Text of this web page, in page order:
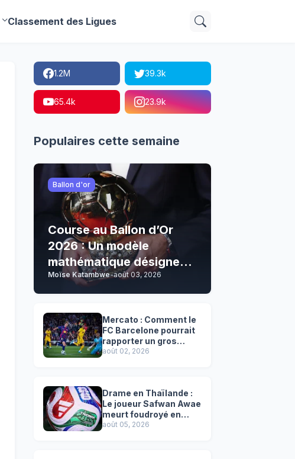
Classement des Ligues
1.2M 39.3k
65.4k 23.9k
Populaires cette semaine
Ballon d'or
Course au Ballon d’Or
2026 : Un modèle
mathématique désigne
son grand favori !
Moïse Katambwe-août 03, 2026
Mercato : Comment le
FC Barcelone pourrait
rapporter un gros
chèque inespéré à l’OM
août 02, 2026
Drame en Thaïlande :
Le joueur Safwan Awae
meurt foudroyé en
plein match
août 05, 2026